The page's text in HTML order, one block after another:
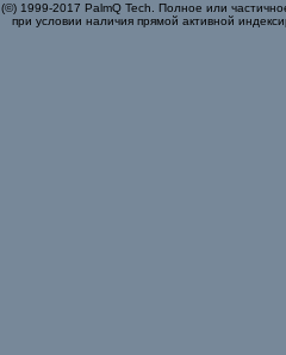
(©) 1999-2017 PalmQ Tech. Полное или
при условии наличия прямой активной